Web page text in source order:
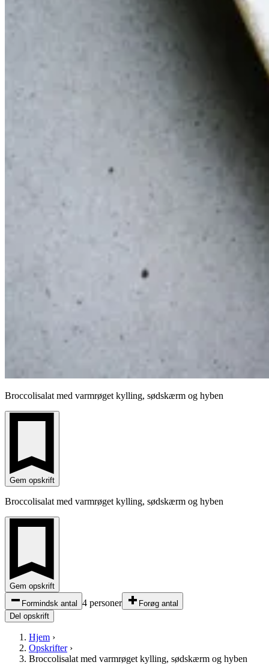
Broccolisalat med varmrøget kylling, sødskærm og hyben
Gem opskrift
Broccolisalat med varmrøget kylling, sødskærm og hyben
Gem opskrift
Formindsk antal
4 personer
Forøg antal
Del opskrift
Hjem ›
Opskrifter›
Broccolisalat med varmrøget kylling, sødskærm og hyben